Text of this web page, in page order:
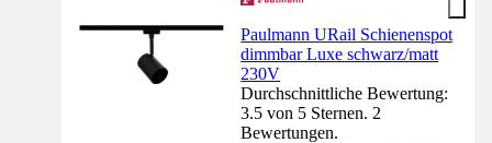
Paulmann URail Schienenspot
dimmbar Luxe schwarz/matt
230V
Durchschnittliche Bewertung:
3.5 von 5 Sternen. 2
Bewertungen.